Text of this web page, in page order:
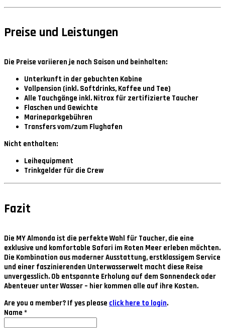
Preise und Leistungen
Die Preise variieren je nach Saison und beinhalten:
Unterkunft in der gebuchten Kabine
Vollpension (inkl. Softdrinks, Kaffee und Tee)
Alle Tauchgänge inkl. Nitrox für zertifizierte Taucher
Flaschen und Gewichte
Marineparkgebühren
Transfers vom/zum Flughafen
Nicht enthalten:
Leihequipment
Trinkgelder für die Crew
Fazit
Die MY Almonda ist die perfekte Wahl für Taucher, die eine
exklusive und komfortable Safari im Roten Meer erleben möchten.
Die Kombination aus moderner Ausstattung, erstklassigem Service
und einer faszinierenden Unterwasserwelt macht diese Reise
unvergesslich. Ob entspannte Erholung auf dem Sonnendeck oder
Abenteuer unter Wasser – hier kommen alle auf ihre Kosten.
Are you a member? If yes please click here to login.
Name *